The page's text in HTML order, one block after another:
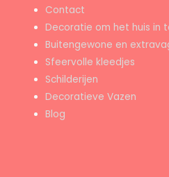
Contact
Decoratie om het huis in
Buitengewone en
Sfeervolle kleedjes
Schilderijen
Decoratieve Vazen
Blog